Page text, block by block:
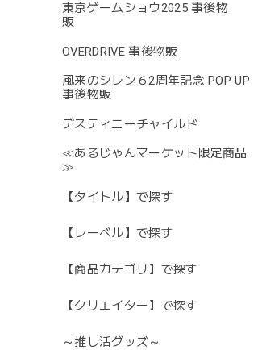
東京ゲームショウ2025 事後物
販
OVERDRIVE 事後物販
風来のシレン６2周年記念 POP UP
事後物販
デスティニーチャイルド
≪あるじゃんマーケット限定商品
≫
【タイトル】で探す
【レーベル】で探す
【商品カテゴリ】で探す
【クリエイター】で探す
～推し活グッズ～